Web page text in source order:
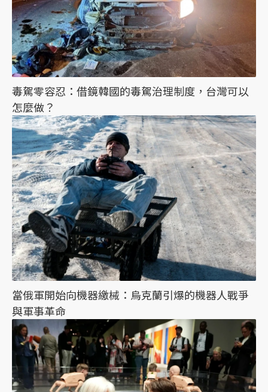
毒駕零容忍：借鏡韓國的毒駕治理制度，台灣可以
怎麼做？
當俄軍開始向機器繳械：烏克蘭引爆的機器人戰爭
與軍事革命